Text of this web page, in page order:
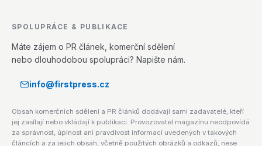
SPOLUPRÁCE & PUBLIKACE
Máte zájem o PR článek, komerční sdělení
nebo dlouhodobou spolupráci? Napište nám.
info@firstpress.cz
Obsah komerčních sdělení a PR článků dodávají sami zadavatelé, kteří
jej zasílají nebo vkládají k publikaci. Provozovatel magazínu neodpovídá
za správnost, úplnost ani pravdivost informací uvedených v takových
článcích a za jejich obsah, včetně použitých obrázků a odkazů, nese